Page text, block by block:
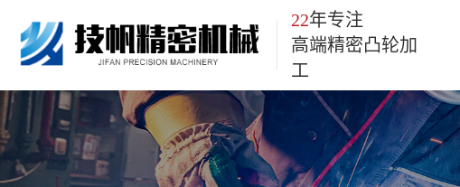
22年专注
高端精密凸轮加
工